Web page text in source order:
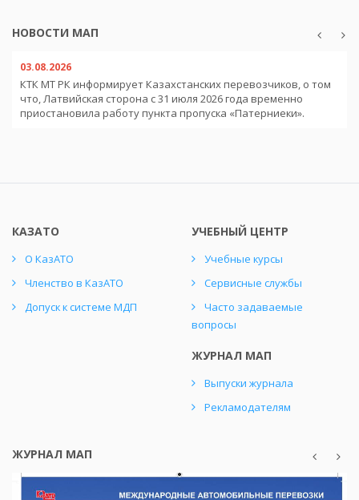
НОВОСТИ МАП
03.08.2026
КТК МТ РК информирует Казахстанских перевозчиков, о том
что, Латвийская сторона с 31 июля 2026 года временно
приостановила работу пункта пропуска «Патерниеки».
КАЗАТО
О КазАТО
Членство в КазАТО
Допуск к системе МДП
УЧЕБНЫЙ ЦЕНТР
Учебные курсы
Сервисные службы
Часто задаваемые
вопросы
ЖУРНАЛ МАП
Выпуски журнала
Рекламодателям
ЖУРНАЛ МАП